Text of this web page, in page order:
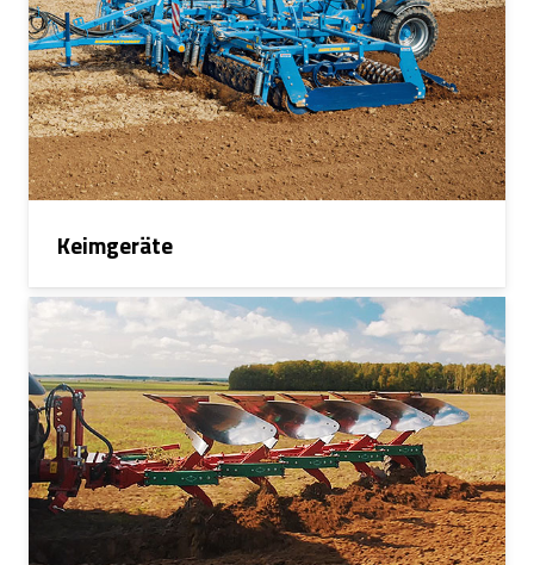
Keimgeräte